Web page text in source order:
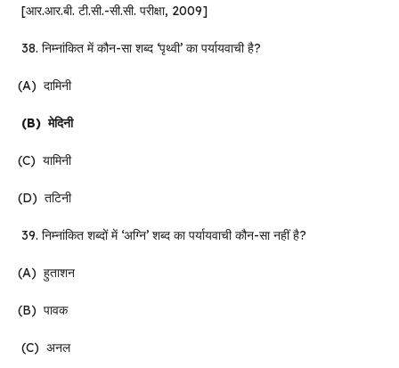
[आर.आर.बी. टी.सी.-सी.सी. परीक्षा, 2009]
38. निम्नांकित में कौन-सा शब्द ‘पृथ्वी’ का पर्यायवाची है?
(A) दामिनी
(B)मेदिनी
(C) यामिनी
(D) तटिनी
39. निम्नांकित शब्दों में ‘अग्नि’ शब्द का पर्यायवाची कौन-सा नहीं है?
(A) हुताशन
(B) पावक
(C) अनल